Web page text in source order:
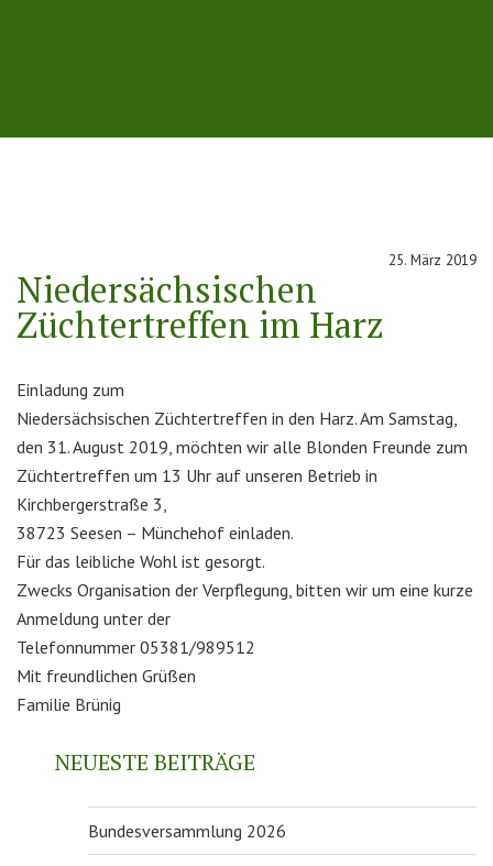
25. März 2019
Niedersächsischen
Züchtertreffen im Harz
Einladung zum
Niedersächsischen Züchtertreffen in den Harz. Am Samstag,
den 31. August 2019, möchten wir alle Blonden Freunde zum
Züchtertreffen um 13 Uhr auf unseren Betrieb in
Kirchbergerstraße 3,
38723 Seesen – Münchehof einladen.
Für das leibliche Wohl ist gesorgt.
Zwecks Organisation der Verpflegung, bitten wir um eine kurze
Anmeldung unter der
Telefonnummer 05381/989512
Mit freundlichen Grüßen
Familie Brünig
NEUESTE BEITRÄGE
Bundesversammlung 2026